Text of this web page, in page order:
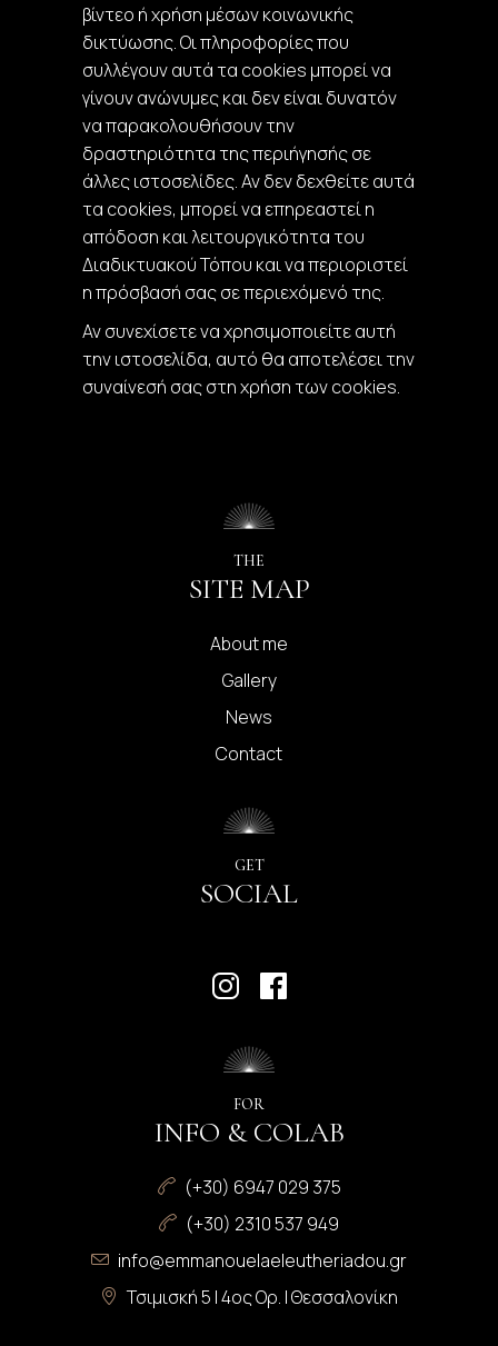
βίντεο ή χρήση μέσων κοινωνικής
δικτύωσης. Οι πληροφορίες που
συλλέγουν αυτά τα cookies μπορεί να
γίνουν ανώνυμες και δεν είναι δυνατόν
να παρακολουθήσουν την
δραστηριότητα της περιήγησής σε
άλλες ιστοσελίδες. Αν δεν δεχθείτε αυτά
τα cookies, μπορεί να επηρεαστεί η
απόδοση και λειτουργικότητα του
Διαδικτυακού Τόπου και να περιοριστεί
η πρόσβασή σας σε περιεχόμενό της.
Αν συνεχίσετε να χρησιμοποιείτε αυτή
την ιστοσελίδα, αυτό θα αποτελέσει την
συναίνεσή σας στη χρήση των cookies.
THE
SITE MAP
About me
Gallery
News
Contact
GET
SOCIAL
FOR
INFO & COLAB
(+30) 6947 029 375
(+30) 2310 537 949
info@emmanouelaeleutheriadou.gr
Τσιμισκή 5 | 4ος Ορ. | Θεσσαλονίκη